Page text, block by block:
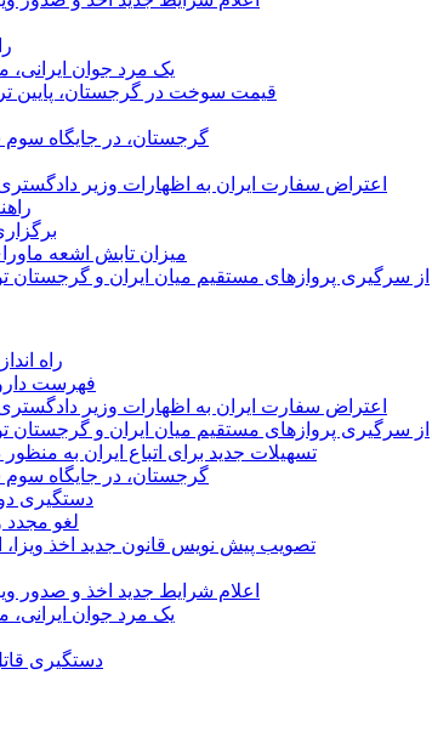
یک مرد جوان ایرانی، متهم به قتل
قیمت سوخت در گرجستان، پایین
گرجستان، در جایگاه
اعتراض سفارت ایران به اظهارات وزیر
میزان تابش اشعه
از سرگیری پروازهای مستقیم میان ایران و گرجستان
راه
فهرست
اعتراض سفارت ایران به اظهارات وزیر
از سرگیری پروازهای مستقیم میان ایران و گرجستان
تسهیلات جدید برای اتباع ایران به
گرجستان، در جایگاه
دستگیری
لغو مجدد
تصویب پیش نویس قانون جدید اخذ
اعلام شرایط جدید اخذ و صدور
یک مرد جوان ایرانی، متهم به قتل
دستگیری